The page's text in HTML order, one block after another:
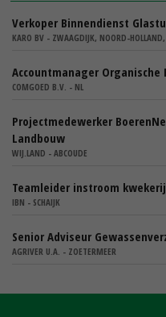
Verkoper Binnendienst
KARO BV - ZWAAGDIJK, NOORD-HOLLAND,
Accountmanager Organische
COMGOED B.V. - NL
Projectmedewerker
Landbouw
WIJ.LAND - ABCOUDE
Teamleider instroom kwekerij
IBN - SCHAIJK
Senior Adviseur
AGRIVER U.A. - ZOETERMEER